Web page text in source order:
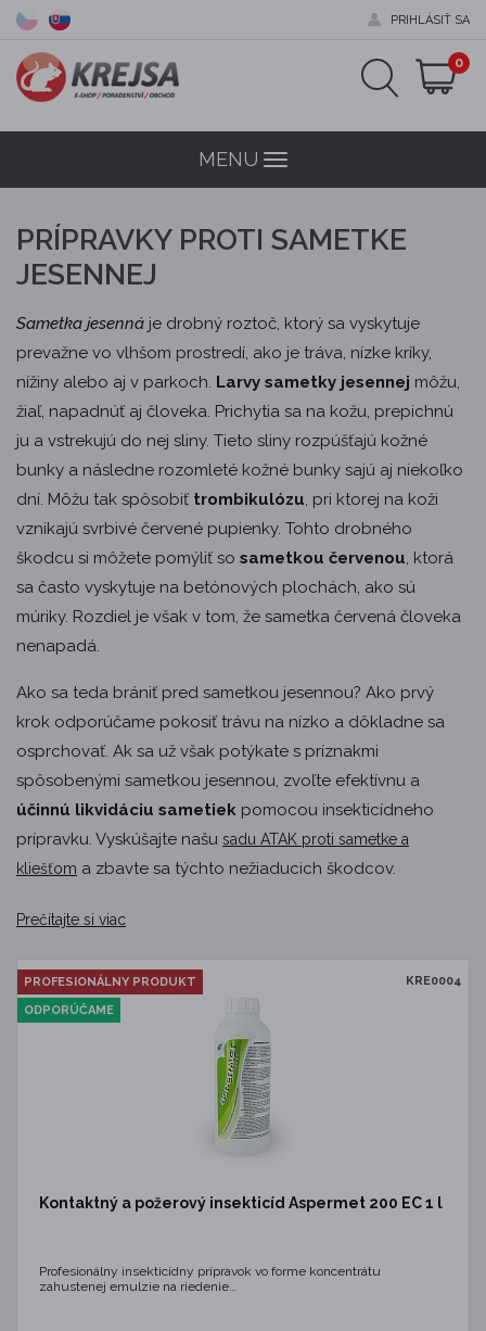
PRIHLÁSIŤ SA
0
MENU Menu
PRÍPRAVKY PROTI SAMETKE
JESENNEJ
Sametka jesenná je drobný roztoč, ktorý sa vyskytuje
prevažne vo vlhšom prostredí, ako je tráva, nízke kríky,
nížiny alebo aj v parkoch. Larvy sametky jesennej môžu,
žiaľ, napadnúť aj človeka. Prichytia sa na kožu, prepichnú
ju a vstrekujú do nej sliny. Tieto sliny rozpúšťajú kožné
bunky a následne rozomleté kožné bunky sajú aj niekoľko
dní. Môžu tak spôsobiť trombikulózu, pri ktorej na koži
vznikajú svrbivé červené pupienky. Tohto drobného
škodcu si môžete pomýliť so sametkou červenou, ktorá
sa často vyskytuje na betónových plochách, ako sú
múriky. Rozdiel je však v tom, že sametka červená človeka
nenapadá.
Ako sa teda brániť pred sametkou jesennou? Ako prvý
krok odporúčame pokosiť trávu na nízko a dôkladne sa
osprchovať. Ak sa už však potýkate s príznakmi
spôsobenými sametkou jesennou, zvoľte efektívnu a
účinnú likvidáciu sametiek pomocou insekticídneho
prípravku. Vyskúšajte našu sadu ATAK proti sametke a
kliešťom a zbavte sa týchto nežiaducich škodcov.
Prečítajte si viac
KRE0004
PROFESIONÁLNY PRODUKT
ODPORÚČAME
Kontaktný a požerový insekticíd Aspermet 200 EC 1 l
Profesionálny insekticídny prípravok vo forme koncentrátu
zahustenej emulzie na riedenie…